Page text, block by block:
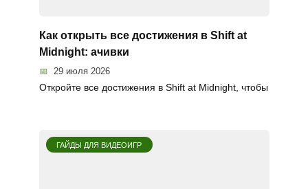
Как открыть все достижения в Shift at
Midnight: ачивки
29 июля 2026
Откройте все достижения в Shift at Midnight, чтобы
ГАЙДЫ ДЛЯ ВИДЕОИГР